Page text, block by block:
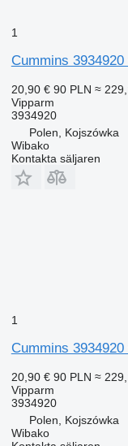
1
Cummins
20,90 € 90 PLN ≈
Vipparm
3934920
Polen, Kojszówka
Wibako
Kontakta säljaren
1
Cummins
20,90 € 90 PLN ≈
Vipparm
3934920
Polen, Kojszówka
Wibako